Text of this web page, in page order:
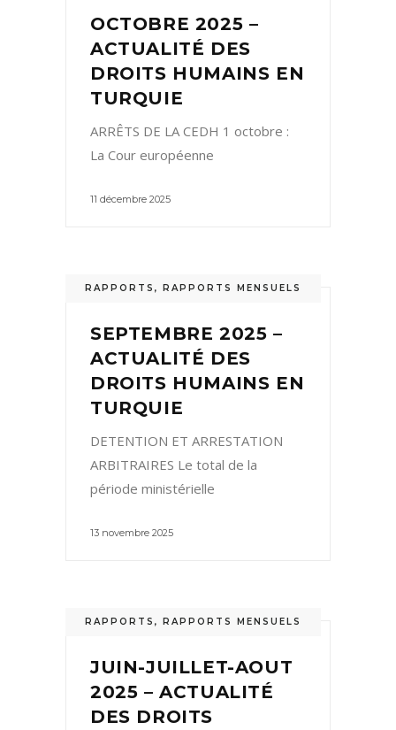
OCTOBRE 2025 –
ACTUALITÉ DES
DROITS HUMAINS EN
TURQUIE
ARRÊTS DE LA CEDH 1 octobre :
La Cour européenne
11 décembre 2025
RAPPORTS , RAPPORTS MENSUELS
SEPTEMBRE 2025 –
ACTUALITÉ DES
DROITS HUMAINS EN
TURQUIE
DETENTION ET ARRESTATION
ARBITRAIRES Le total de la
période ministérielle
13 novembre 2025
RAPPORTS , RAPPORTS MENSUELS
JUIN-JUILLET-AOUT
2025 – ACTUALITÉ
DES DROITS